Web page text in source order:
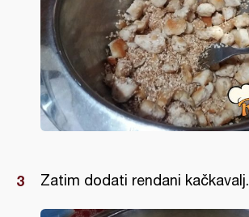
Zatim dodati rendani kačkavalj.